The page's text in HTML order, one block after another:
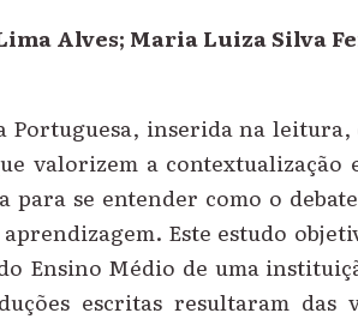
Alves; Maria Luiza Silva
Portuguesa, inserida na
valorizem a contextualização
para se entender como o
aprendizagem. Este estudo
Ensino Médio de uma
escritas resultaram das